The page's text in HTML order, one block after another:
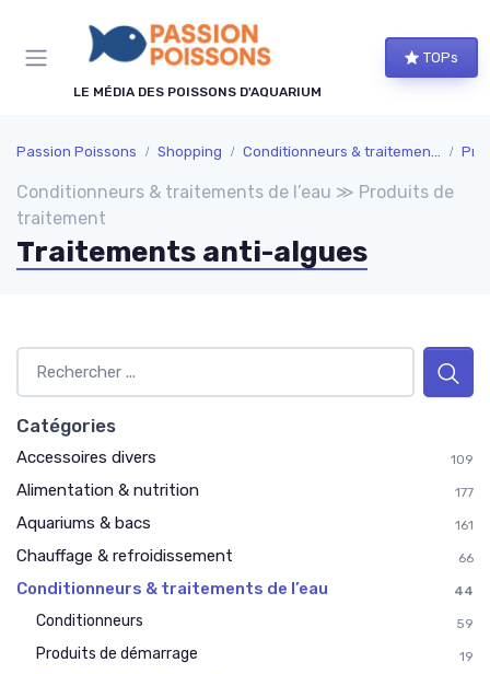
LE MÉDIA DES POISSONS D'AQUARIUM
TOPs
Passion Poissons Shopping Conditionneurs & traitements de l’eau
Conditionneurs & traitements de l’eau ≫ Produits de
traitement
Traitements anti-algues
Catégories
Accessoires divers 109
Alimentation & nutrition 177
Aquariums & bacs 161
Chauffage & refroidissement 66
Conditionneurs & traitements de l’eau 44
Conditionneurs 59
Produits de démarrage 19